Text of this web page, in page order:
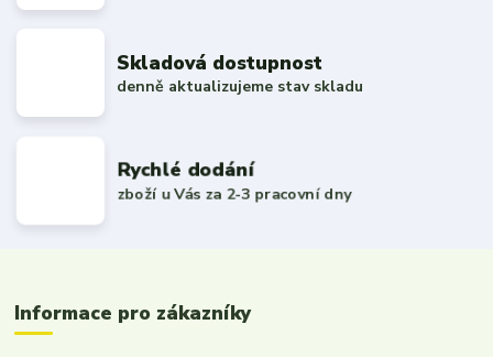
Skladová dostupnost
denně aktualizujeme stav skladu
Rychlé dodání
zboží u Vás za 2-3 pracovní dny
Informace pro zákazníky